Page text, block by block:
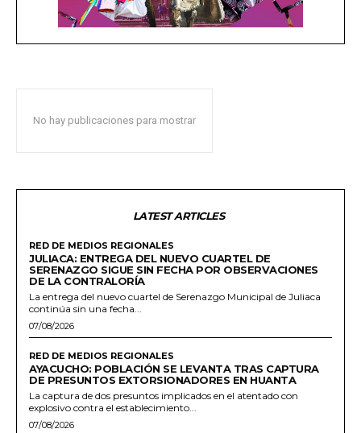
No hay publicaciones para mostrar
LATEST ARTICLES
RED DE MEDIOS REGIONALES
JULIACA: ENTREGA DEL NUEVO CUARTEL DE
SERENAZGO SIGUE SIN FECHA POR OBSERVACIONES
DE LA CONTRALORÍA
La entrega del nuevo cuartel de Serenazgo Municipal de Juliaca
continúa sin una fecha...
07/08/2026
RED DE MEDIOS REGIONALES
AYACUCHO: POBLACIÓN SE LEVANTA TRAS CAPTURA
DE PRESUNTOS EXTORSIONADORES EN HUANTA
La captura de dos presuntos implicados en el atentado con
explosivo contra el establecimiento...
07/08/2026